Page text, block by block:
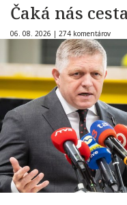
Čaká nás
06. 08. 2026 | 274 komentárov